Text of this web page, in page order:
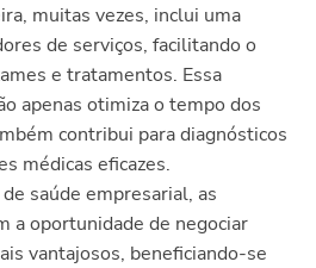
muitas vezes, inclui uma
de serviços, facilitando o
e tratamentos. Essa
apenas otimiza o tempo dos
contribui para diagnósticos
médicas eficazes.
saúde empresarial, as
a oportunidade de negociar
vantajosos, beneficiando-se